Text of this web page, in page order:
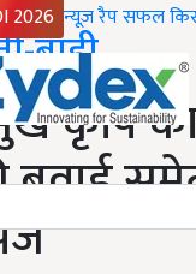
2026 न्यूज़ रैपसफल
बाड़ी
कृषि
बुवाई